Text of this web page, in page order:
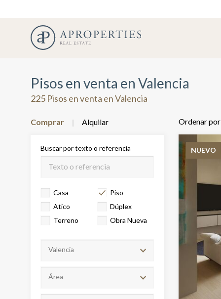
Pisos en venta en Valencia
225 Pisos en venta en Valencia
Comprar Alquilar
Buscar por texto o referencia
Casa
Piso
Atico
Dúplex
Terreno
Obra Nueva
Valencia
Área
Ordenar por
NUEVO